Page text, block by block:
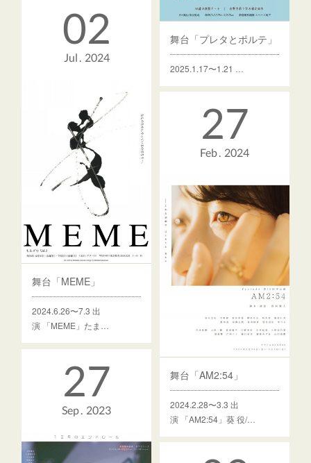
舞台「プレタとポルテ」
2025.1.17〜1.21 …
02
Jul 2024
舞台「MEME」
2024.6.26〜7.3 出
演 「MEME」たま…
27
Feb 2024
舞台「AM2:54」
2024.2.28〜3.3 出
演 「AM2:54」葵 役/…
27
Sep 2023